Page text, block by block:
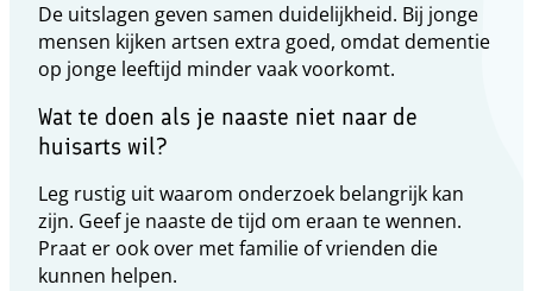
De uitslagen geven samen duidelijkheid. Bij jonge
mensen kijken artsen extra goed, omdat dementie
op jonge leeftijd minder vaak voorkomt.
Wat te doen als je naaste niet naar de
huisarts wil?
Leg rustig uit waarom onderzoek belangrijk kan
zijn. Geef je naaste de tijd om eraan te wennen.
Praat er ook over met familie of vrienden die
kunnen helpen.